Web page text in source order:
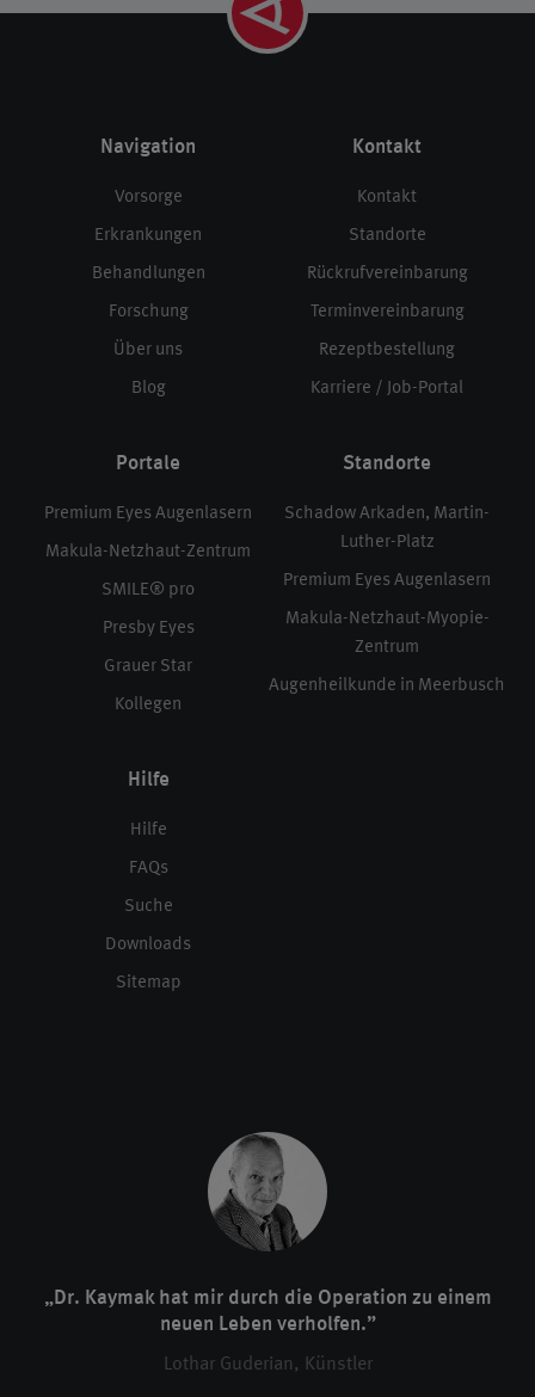
Navigation
Vorsorge
Erkrankungen
Behandlungen
Forschung
Über uns
Blog
Kontakt
Kontakt
Standorte
Rückrufvereinbarung
Terminvereinbarung
Rezeptbestellung
Karriere / Job-Portal
Portale
Premium Eyes Augenlasern
Makula-Netzhaut-Zentrum
SMILE® pro
Presby Eyes
Grauer Star
Kollegen
Standorte
Schadow Arkaden, Martin-
Luther-Platz
Premium Eyes Augenlasern
Makula-Netzhaut-Myopie-
Zentrum
Augenheilkunde in Meerbusch
Hilfe
Hilfe
FAQs
Suche
Downloads
Sitemap
„Dr. Kaymak hat mir durch die Operation zu einem
neuen Leben verholfen.”
Lothar Guderian, Künstler